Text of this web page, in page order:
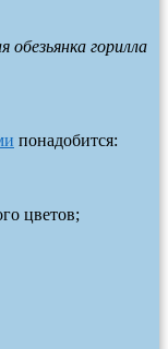
обезьянка горилла
понадобится:
цветов;